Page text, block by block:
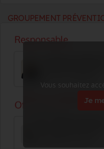
GROUPEMENT
Vous souhaitez
Je